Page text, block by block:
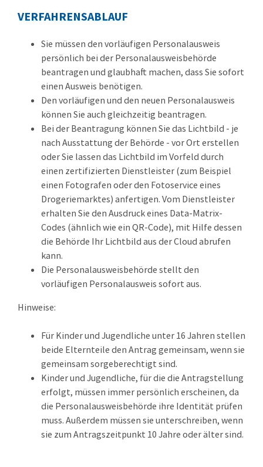
VERFAHRENSABLAUF
Sie müssen den vorläufigen Personalausweis
persönlich bei der Personalausweisbehörde
beantragen und glaubhaft machen, dass Sie sofort
einen Ausweis benötigen.
Den vorläufigen und den neuen Personalausweis
können Sie auch gleichzeitig beantragen.
Bei der Beantragung können Sie das Lichtbild - je
nach Ausstattung der Behörde - vor Ort erstellen
oder Sie lassen das Lichtbild im Vorfeld durch
einen zertifizierten Dienstleister (zum Beispiel
einen Fotografen oder den Fotoservice eines
Drogeriemarktes) anfertigen. Vom Dienstleister
erhalten Sie den Ausdruck eines Data-Matrix-
Codes (ähnlich wie ein QR-Code), mit Hilfe dessen
die Behörde Ihr Lichtbild aus der Cloud abrufen
kann.
Die Personalausweisbehörde stellt den
vorläufigen Personalausweis sofort aus.
Hinweise:
Für Kinder und Jugendliche unter 16 Jahren stellen
beide Elternteile den Antrag gemeinsam, wenn sie
gemeinsam sorgeberechtigt sind.
Kinder und Jugendliche, für die die Antragstellung
erfolgt, müssen immer persönlich erscheinen, da
die Personalausweisbehörde ihre Identität prüfen
muss. Außerdem müssen sie unterschreiben, wenn
sie zum Antragszeitpunkt 10 Jahre oder älter sind.